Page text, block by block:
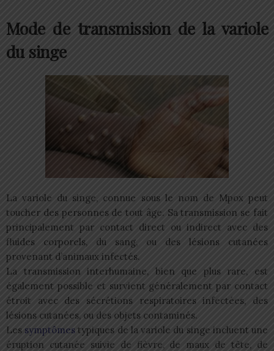
Mode de transmission de la variole
du singe
La variole du singe, connue sous le nom de Mpox peut
toucher des personnes de tout âge. Sa transmission se fait
principalement par contact direct ou indirect avec des
fluides corporels, du sang, ou des lésions cutanées
provenant d’animaux infectés.
La transmission interhumaine, bien que plus rare, est
également possible et survient généralement par contact
étroit avec des sécrétions respiratoires infectées, des
lésions cutanées, ou des objets contaminés.
Les symptômes typiques de la variole du singe incluent une
éruption cutanée suivie de fièvre, de maux de tête, de